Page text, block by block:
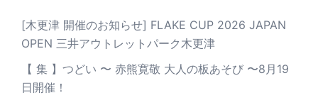
[木更津 開催のお知らせ] FLAKE CUP 2026 JAPAN
OPEN 三井アウトレットパーク木更津
【 集 】つどい 〜 赤熊寛敬 大人の板あそび 〜8月19
日開催！